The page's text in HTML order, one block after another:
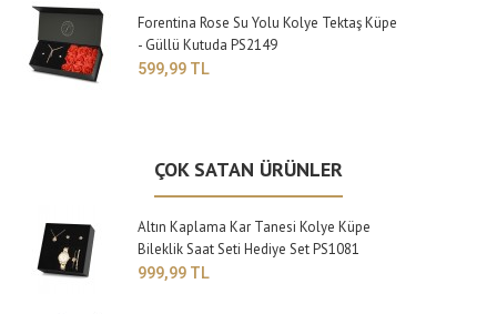
Forentina Rose Su Yolu Kolye Tektaş Küpe
- Güllü Kutuda PS2149
599,99 TL
ÇOK SATAN ÜRÜNLER
Altın Kaplama Kar Tanesi Kolye Küpe
Bileklik Saat Seti Hediye Set PS1081
999,99 TL